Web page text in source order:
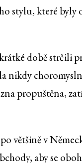
stylu, které byly
době strčili
nikdy
propuštěna,
většině v
aby se